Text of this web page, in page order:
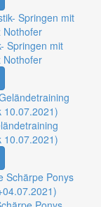
Springen mit
Nothofer
10.07.2021)